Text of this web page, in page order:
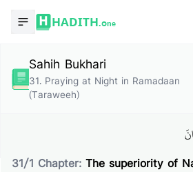
HADITH.One
Sahih Bukhari
31. Praying at Night in Ramadaan
(Taraweeh)
31/1 Chapter: The superiority of